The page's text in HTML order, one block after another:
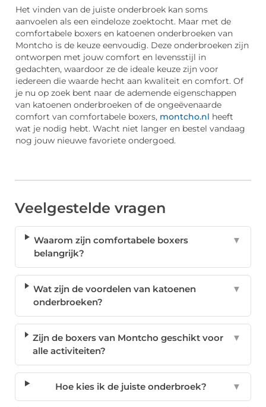
Het vinden van de juiste onderbroek kan soms
aanvoelen als een eindeloze zoektocht. Maar met de
comfortabele boxers en katoenen onderbroeken van
Montcho is de keuze eenvoudig. Deze onderbroeken zijn
ontworpen met jouw comfort en levensstijl in
gedachten, waardoor ze de ideale keuze zijn voor
iedereen die waarde hecht aan kwaliteit en comfort. Of
je nu op zoek bent naar de ademende eigenschappen
van katoenen onderbroeken of de ongeëvenaarde
comfort van comfortabele boxers, montcho.nl heeft
wat je nodig hebt. Wacht niet langer en bestel vandaag
nog jouw nieuwe favoriete ondergoed.
Veelgestelde vragen
Waarom zijn comfortabele boxers
belangrijk?
▼
Wat zijn de voordelen van katoenen
onderbroeken?
▼
Zijn de boxers van Montcho geschikt voor
alle activiteiten?
▼
Hoe kies ik de juiste onderbroek? ▼